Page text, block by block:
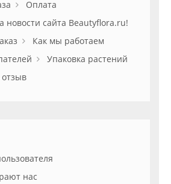
Оплата
новости сайта Beautyflora.ru!
Как мы работаем
Упаковка растений
нас